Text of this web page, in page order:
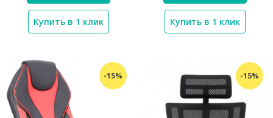
*}
Купить в 1 клик
*}
Купить в 1 клик
-15% -15%